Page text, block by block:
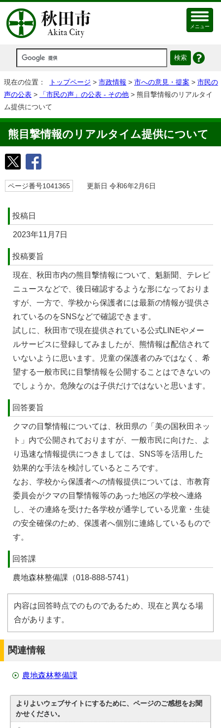
メニュー
現在の位置： トップページ > 市政情報 > 市への意見・提案 > 市民の
声の公表 > 「市民の声」の公表 - その他 > 熊目撃情報のリアルタイ
ム提供について
熊目撃情報のリアルタイム提供について
ページ番号1041365 更新日 令和6年2月6日
投稿日
2023年11月7日
投稿要旨
現在、秋⽥市内の熊目撃情報について、魁新聞、テレビ
ニュースなどで、後⽇確認するような形になっておりま
すが、⼀⽅で、学校から保護者には最新の情報が提供さ
れているのをSNSなどで確認できます。
試しに、秋⽥市で現在提供されている公式LINEやメー
ルサービスに登録してみましたが、熊情報は配信されて
いないように思います。児童の保護者のみではなく、希
望する⼀般市⺠に目撃情報を公開することはできないの
でしょうか。危険なのは⼦供だけではないと思います。
回答要旨
クマの目撃情報については、秋田県の「美の国秋田ネッ
ト」内で公開されておりますが、一般市民に向けた、よ
り迅速な情報提供につきましては、SNS等を活用した
効果的な手法を検討しているところです。
なお、学校から保護者への情報提供については、市教育
委員会がクマの目撃情報等のあった地区の学校へ連絡
し、その連絡を受けた各学校が通学している児童・生徒
の安全確保のため、保護者へ個別に連絡しているもので
す。
回答課
農地森林整備課（018-888‐5741）
内容は回答時点でのものであるため、現在と異なる場
合があります。
関連情報
農地森林整備課
よりよいウェブサイトにするために、ページのご感想をお聞
かせください。